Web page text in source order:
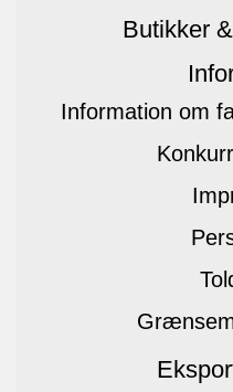
Butikker
Information om